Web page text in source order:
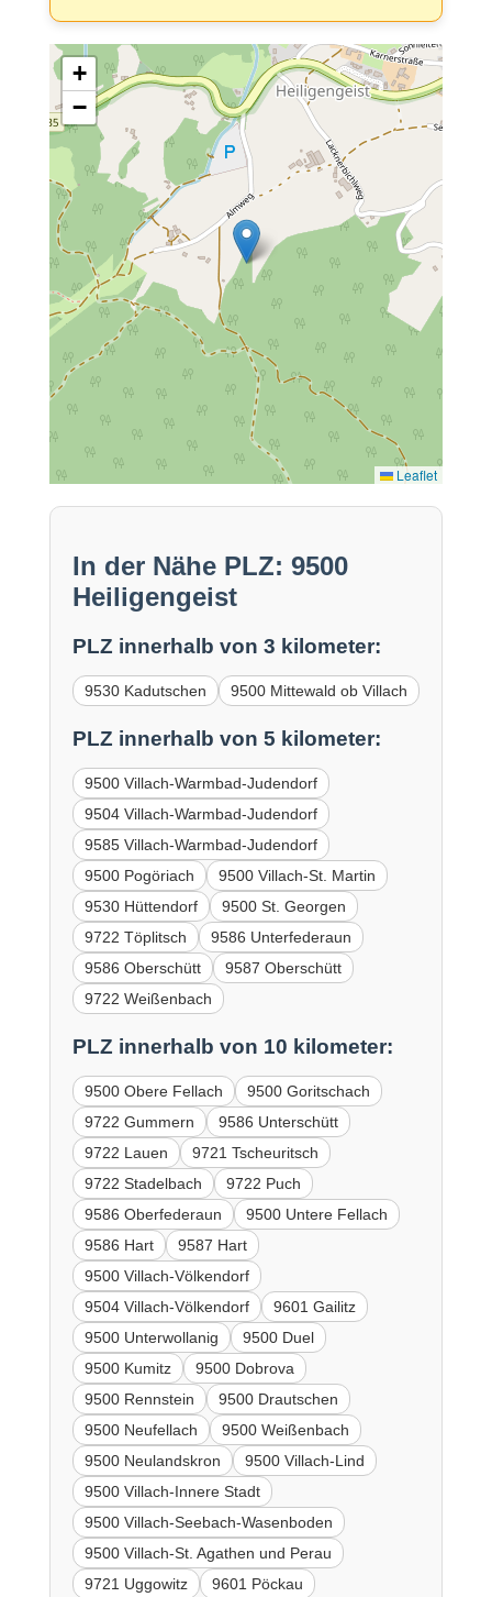
+
−
Leaflet
In der Nähe PLZ: 9500
Heiligengeist
PLZ innerhalb von 3 kilometer:
9530 Kadutschen 9500 Mittewald ob Villach
PLZ innerhalb von 5 kilometer:
9500 Villach-Warmbad-Judendorf
9504 Villach-Warmbad-Judendorf
9585 Villach-Warmbad-Judendorf
9500 Pogöriach
9500 Villach-St. Martin
9530 Hüttendorf
9500 St. Georgen
9722 Töplitsch
9586 Unterfederaun
9586 Oberschütt
9587 Oberschütt
9722 Weißenbach
PLZ innerhalb von 10 kilometer:
9500 Obere Fellach
9500 Goritschach
9722 Gummern
9586 Unterschütt
9722 Lauen
9721 Tscheuritsch
9722 Stadelbach
9722 Puch
9586 Oberfederaun
9500 Untere Fellach
9586 Hart
9587 Hart
9500 Villach-Völkendorf
9504 Villach-Völkendorf
9601 Gailitz
9500 Unterwollanig
9500 Duel
9500 Kumitz
9500 Dobrova
9500 Rennstein
9500 Drautschen
9500 Neufellach
9500 Weißenbach
9500 Neulandskron
9500 Villach-Lind
9500 Villach-Innere Stadt
9500 Villach-Seebach-Wasenboden
9500 Villach-St. Agathen und Perau
9721 Uggowitz
9601 Pöckau